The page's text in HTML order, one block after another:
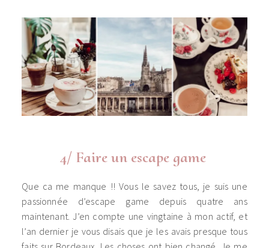
4/ Faire un escape game
Que ca me manque !! Vous le savez tous, je suis une
passionnée d’escape game depuis quatre ans
maintenant. J’en compte une vingtaine à mon actif, et
l’an dernier je vous disais que je les avais presque tous